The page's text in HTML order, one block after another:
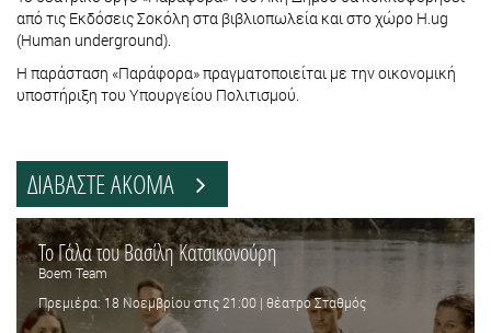
από τις Εκδόσεις Σοκόλη στα βιβλιοπωλεία και στο χώρο H.ug
(Human underground).
Η παράσταση «Παράφορα» πραγματοποιείται με την οικονομική
υποστήριξη του Υπουργείου Πολιτισμού.
ΔΙΑΒΑΣΤΕ ΑΚΟΜΑ
Το Γάλα του Βασίλη Κατσικονούρη
Boem Team
Πρεμιέρα: 18 Νοεμβρίου στις 21:00 | θέατρο Σταθμός